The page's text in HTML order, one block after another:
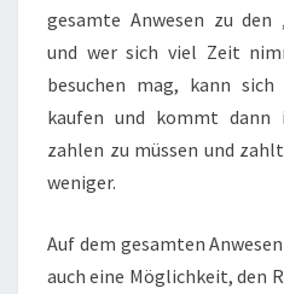
gesamte Anwesen zu den
und wer sich viel Zeit
besuchen mag, kann
kaufen und kommt
zahlen zu müssen und
weniger.
Auf dem gesamten
auch eine Möglichkeit, den